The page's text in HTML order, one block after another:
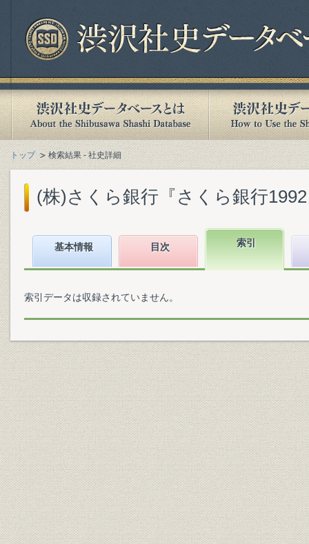
トップ 検索結果 - 社史詳細
(株)さくら銀行『さくら銀行
基本情報 目次 索引
索引データは収録されていません。